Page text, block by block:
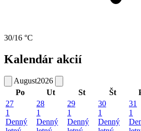
30/16 °C
Kalendár akcií
August2026
Po
Ut St Št
27
1
Denný
28
1
Denný
29
1
Denný
30
1
Denný
31
1